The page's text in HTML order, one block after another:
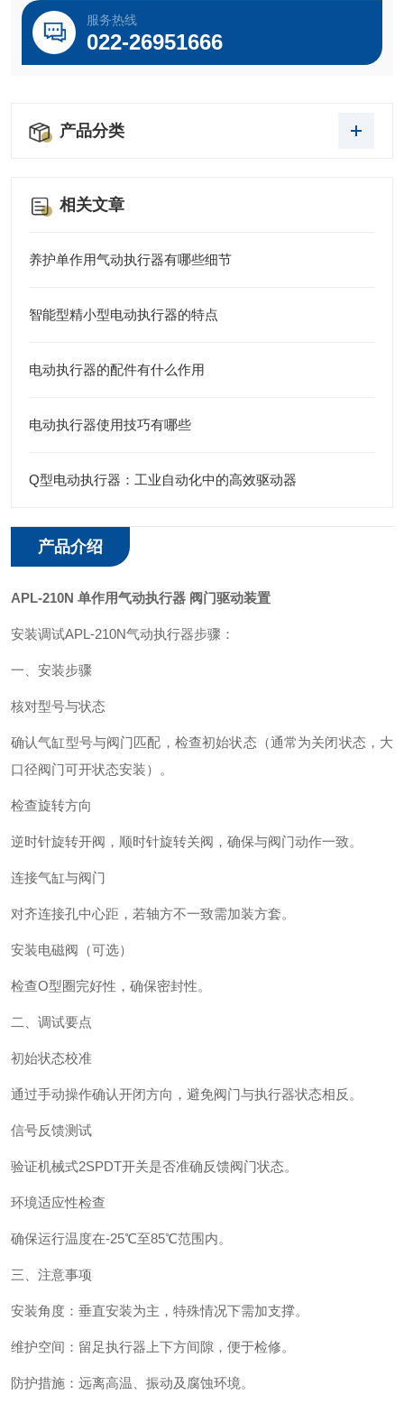
服务热线
022-26951666
产品分类
相关文章
养护单作用气动执行器有哪些细节
智能型精小型电动执行器的特点
电动执行器的配件有什么作用
电动执行器使用技巧有哪些
Q型电动执行器：工业自动化中的高效驱动器
产品介绍
APL-210N 单作用气动执行器 阀门驱动装置
安装调试APL-210N气动执行器步骤：
一、安装步骤‌
核对型号与状态‌
确认气缸型号与阀门匹配，检查初始状态（通常为关闭状态，大
口径阀门可开状态安装）。
检查旋转方向‌
逆时针旋转开阀，顺时针旋转关阀，确保与阀门动作一致。
连接气缸与阀门‌
对齐连接孔中心距，若轴方不一致需加装方套。
安装电磁阀（可选）‌
检查O型圈完好性，确保密封性。
二、调试要点‌
初始状态校准‌
通过手动操作确认开闭方向，避免阀门与执行器状态相反。
信号反馈测试‌
验证机械式2SPDT开关是否准确反馈阀门状态。
环境适应性检查‌
确保运行温度在-25℃至85℃范围内。
三、注意事项‌
安装角度‌：垂直安装为主，特殊情况下需加支撑。
维护空间‌：留足执行器上下方间隙，便于检修。
防护措施‌：远离高温、振动及腐蚀环境。